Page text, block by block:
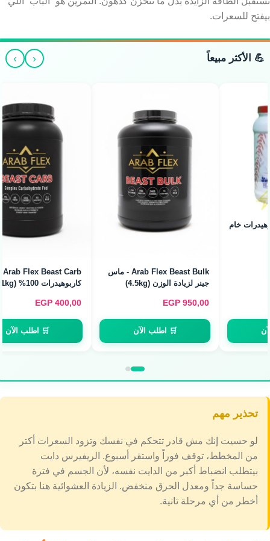
بيفتح للسعرات.
💪 الأكثر مبيعاً ‹
›
Arab Flex Beast Carb -
كاربوهيدرات 100% (2.1kg)
EGP
🛒 اطلب الآن
جينر لزيادة الوزن (5.4kg / 16
EGP
🛒 اطلب الآن
تحذير مهم
لو حسيت إنك مش قادر تتحكم في نفسك وتزود السعرات أكتر
من المخطط، توقف فوراً واستقر أسبوع. الريفيرس دايت
بيتطلب انضباط أكبر من الدايت نفسه، لأن الجسم في فترة
حساسة جداً ومعدل الحرق منخفض. الزيادة العشوائية هنا بتكون
أخطر من أي مرحلة تانية.